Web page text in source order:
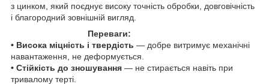
з цинком, який поєднує високу точність обробки, довговічність
і благородний зовнішній вигляд.
Переваги:
• Висока міцність і твердість — добре витримує механічні
навантаження, не деформується.
• Стійкість до зношування — не стирається навіть при
тривалому терті.